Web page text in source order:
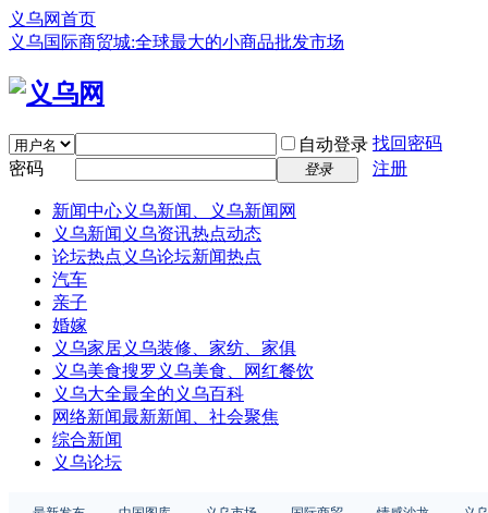
义乌网首页
义乌国际商贸城:全球最大的小商品批发市场
自动登录 找回密码
密码
登录 注册
新闻中心义乌新闻、义乌新闻网
义乌新闻 义乌资讯热点动态
论坛热点 义乌论坛新闻热点
汽车
亲子
婚嫁
义乌家居义乌装修、家纺、家俱
义乌美食搜罗义乌美食、网红餐饮
义乌大全最全的义乌百科
网络新闻最新新闻、社会聚焦
综合新闻
义乌论坛